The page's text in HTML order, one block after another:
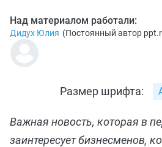
Над материалом работали:
Дидух Юлия (Постоянный автор
Размер шрифта:
Важная новость, которая в
заинтересует бизнесменов,